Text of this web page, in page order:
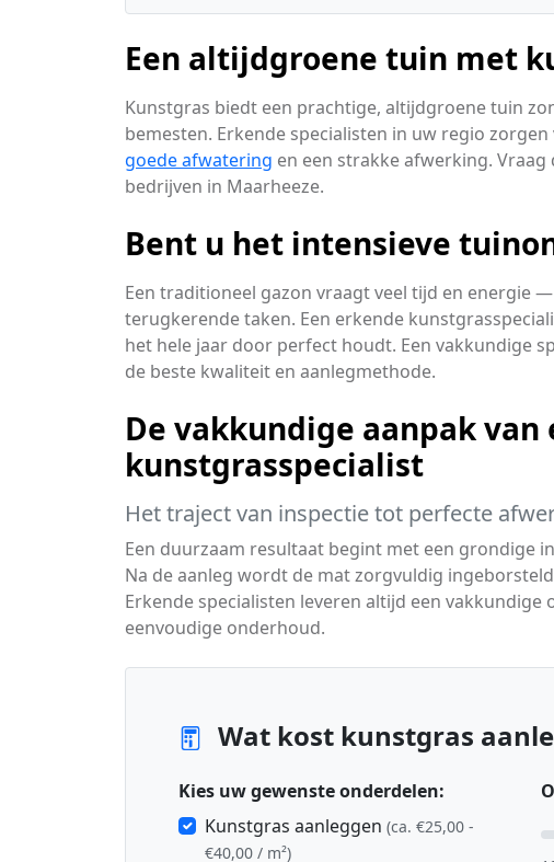
Een altijdgroene tuin met
Kunstgras biedt een prachtige, altijdgroene tuin
bemesten. Erkende specialisten in uw regio
goede afwatering en een strakke afwerking.
bedrijven in Maarheeze.
Bent u het intensieve
Een traditioneel gazon vraagt veel tijd en energie
terugkerende taken. Een erkende
het hele jaar door perfect houdt. Een vakkundige
de beste kwaliteit en aanlegmethode.
De vakkundige aanpak van
kunstgrasspecialist
Het traject van inspectie tot perfecte
Een duurzaam resultaat begint met een grondige
Na de aanleg wordt de mat zorgvuldig
Erkende specialisten leveren altijd een
eenvoudige onderhoud.
Wat kost kunstgras
Kies uw gewenste onderdelen:
Kunstgras aanleggen (ca. €25,00 -
€40,00 / m²)